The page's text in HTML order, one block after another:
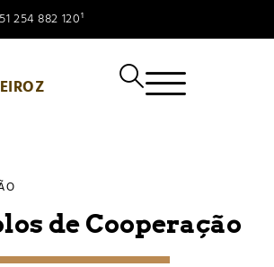
254 882 120¹
de Cooperação